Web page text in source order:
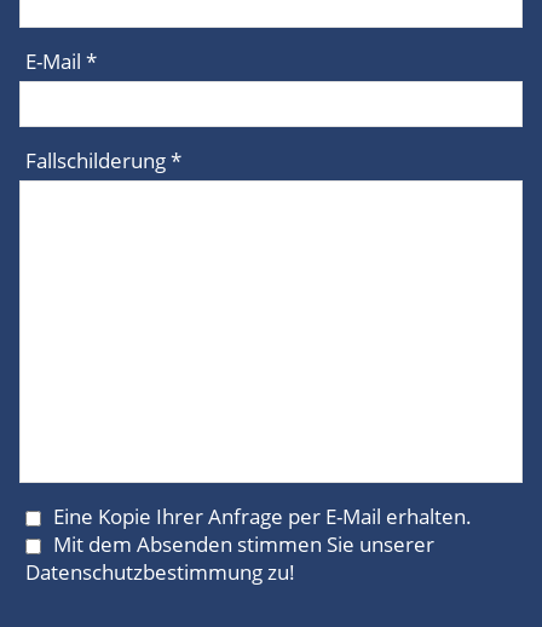
E-Mail *
Fallschilderung *
Eine Kopie Ihrer Anfrage per E-Mail erhalten.
Mit dem Absenden stimmen Sie unserer
Datenschutzbestimmungzu!